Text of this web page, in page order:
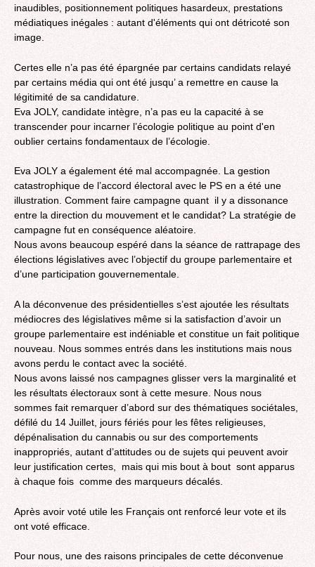
inaudibles, positionnement politiques hasardeux, prestations
médiatiques inégales : autant d'éléments qui ont détricoté son
image.
Certes elle n’a pas été épargnée par certains candidats relayé
par certains média qui ont été jusqu’ a remettre en cause la
légitimité de sa candidature.
Eva JOLY, candidate intègre, n’a pas eu la capacité à se
transcender pour incarner l’écologie politique au point d'en
oublier certains fondamentaux de l’écologie.
Eva JOLY a également été mal accompagnée. La gestion
catastrophique de l’accord électoral avec le PS en a été une
illustration. Comment faire campagne quant il y a dissonance
entre la direction du mouvement et le candidat? La stratégie de
campagne fut en conséquence aléatoire.
Nous avons beaucoup espéré dans la séance de rattrapage des
élections législatives avec l’objectif du groupe parlementaire et
d’une participation gouvernementale.
A la déconvenue des présidentielles s’est ajoutée les résultats
médiocres des législatives même si la satisfaction d’avoir un
groupe parlementaire est indéniable et constitue un fait politique
nouveau. Nous sommes entrés dans les institutions mais nous
avons perdu le contact avec la société.
Nous avons laissé nos campagnes glisser vers la marginalité et
les résultats électoraux sont à cette mesure. Nous nous
sommes fait remarquer d’abord sur des thématiques sociétales,
défilé du 14 Juillet, jours fériés pour les fêtes religieuses,
dépénalisation du cannabis ou sur des comportements
inappropriés, autant d’attitudes ou de sujets qui peuvent avoir
leur justification certes, mais qui mis bout à bout sont apparus
à chaque fois comme des marqueurs décalés.
Après avoir voté utile les Français ont renforcé leur vote et ils
ont voté efficace.
Pour nous, une des raisons principales de cette déconvenue